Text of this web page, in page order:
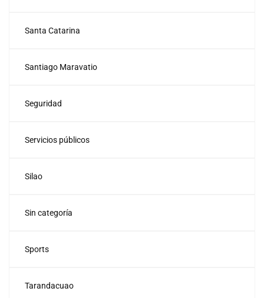
Santa Catarina
Santiago Maravatio
Seguridad
Servicios públicos
Silao
Sin categoría
Sports
Tarandacuao